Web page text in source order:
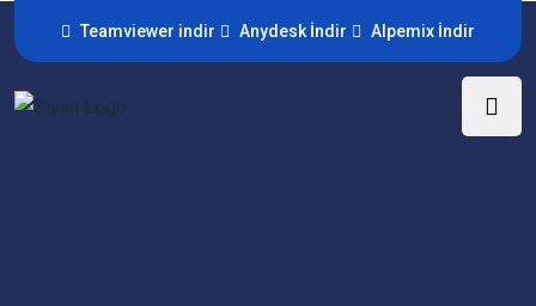
Teamviewer indir Anydesk İndir Alpemix İndir